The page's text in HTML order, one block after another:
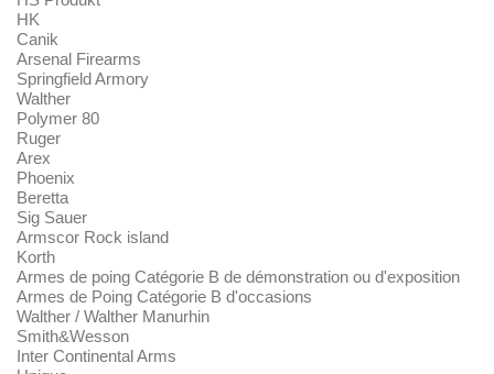
HK
Canik
Arsenal Firearms
Springfield Armory
Walther
Polymer 80
Ruger
Arex
Phoenix
Beretta
Sig Sauer
Armscor Rock island
Korth
Armes de poing Catégorie B de démonstration ou d'exposition
Armes de Poing Catégorie B d'occasions
Walther / Walther Manurhin
Smith&Wesson
Inter Continental Arms